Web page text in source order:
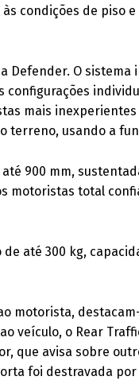
condições de piso
Defender. O sistema
mais
terreno, usando a
900 mm,
motoristas total
até 300 kg,
motorista,
veículo, o Rear
que avisa sobre
foi destravada